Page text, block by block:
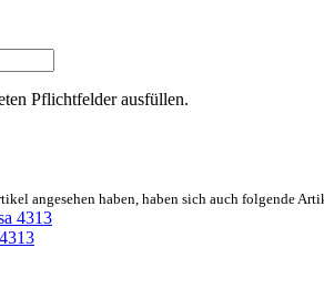
Pflichtfelder ausfüllen.
angesehen haben, haben sich auch folgende